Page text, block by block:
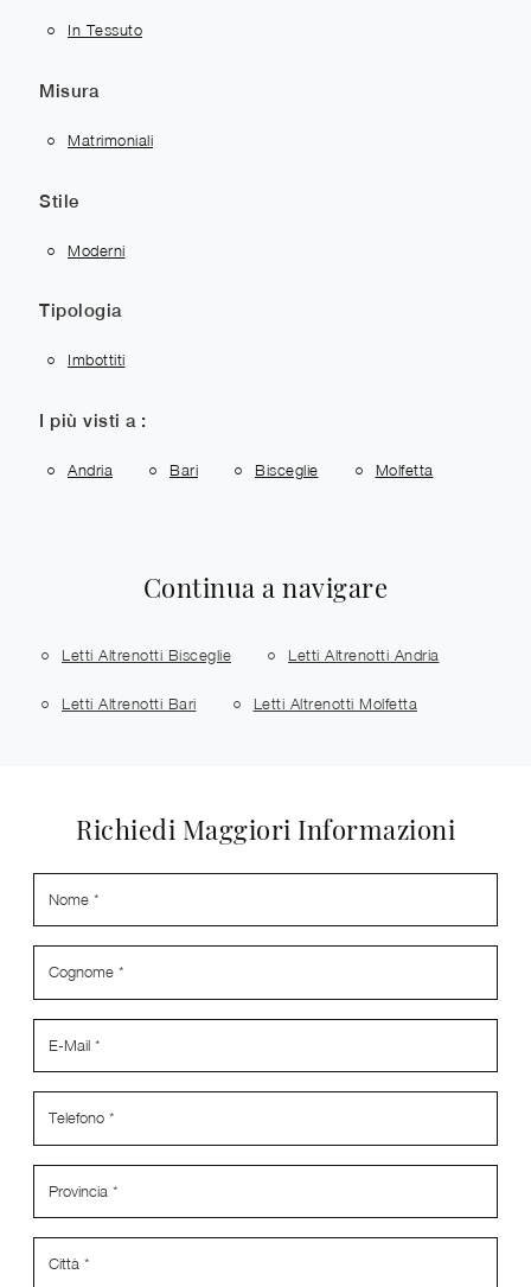
In Tessuto
Misura
Matrimoniali
Stile
Moderni
Tipologia
Imbottiti
I più visti a :
Andria Bari Bisceglie Molfetta
Continua a navigare
Letti Altrenotti Bisceglie Letti Altrenotti Andria
Letti Altrenotti Bari Letti Altrenotti Molfetta
Richiedi Maggiori Informazioni